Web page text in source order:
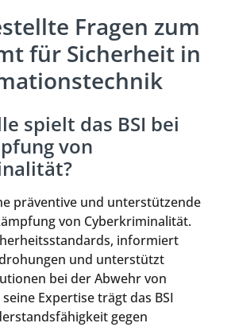
Fragen zum
für Sicherheit in
spielt das BSI bei
von
präventive und unterstützende
von Cyberkriminalität.
informiert
und unterstützt
bei der Abwehr von
Expertise trägt das BSI
gegen